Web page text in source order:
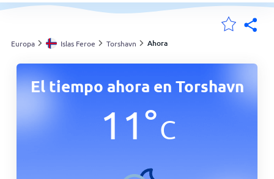
España
Argentina
Mis ubicaciones
Europa Islas Feroe Torshavn Ahora
El tiempo ahora en Torshavn
11°C